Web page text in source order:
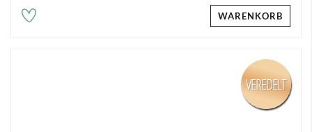
WARENKORB
VEREDELT